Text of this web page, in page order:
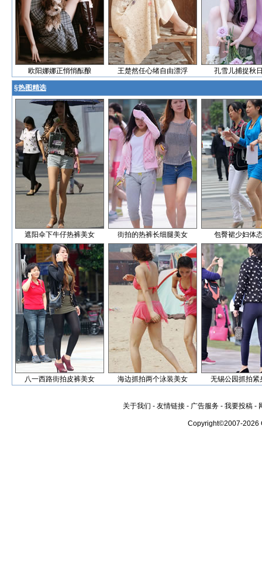
欧阳娜娜正悄悄酝酿 王楚然任心绪自由漂浮 孔雪儿捕捉秋
§热图精选
遮阳伞下牛仔热裤美女 街拍的热裤长细腿美女 包臀裙少妇体
八一西路街拍皮裤美女 海边抓拍两个泳装美女 无锡公园抓拍紧
关于我们 - 友情链接 - 广告服务 - 我要投稿 -
Copyright©2007-2026